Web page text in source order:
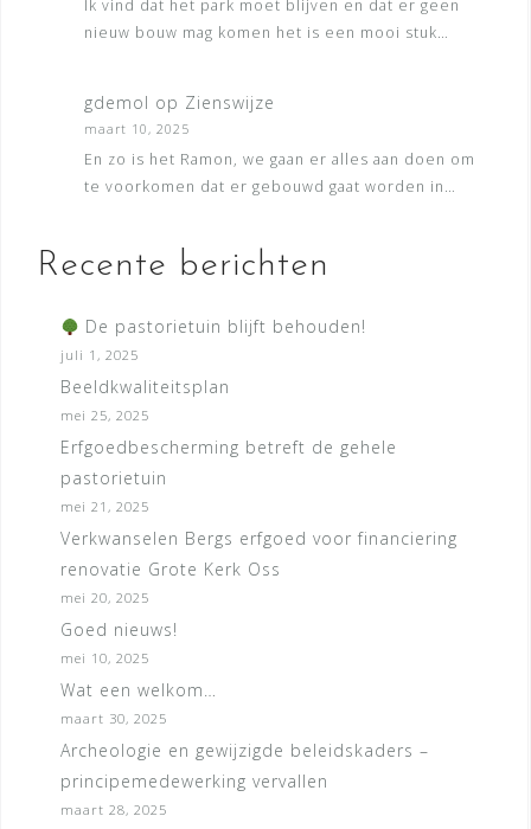
Ik vind dat het park moet blijven en dat er geen
nieuw bouw mag komen het is een mooi stuk…
gdemol op Zienswijze
maart 10, 2025
En zo is het Ramon, we gaan er alles aan doen om
te voorkomen dat er gebouwd gaat worden in…
Recente berichten
De pastorietuin blijft behouden!
juli 1, 2025
Beeldkwaliteitsplan
mei 25, 2025
Erfgoedbescherming betreft de gehele
pastorietuin
mei 21, 2025
Verkwanselen Bergs erfgoed voor financiering
renovatie Grote Kerk Oss
mei 20, 2025
Goed nieuws!
mei 10, 2025
Wat een welkom…
maart 30, 2025
Archeologie en gewijzigde beleidskaders –
principemedewerking vervallen
maart 28, 2025